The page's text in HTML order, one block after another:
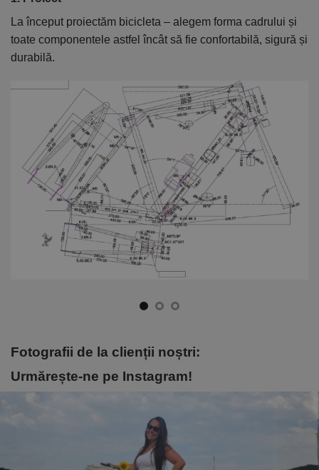
La început proiectăm bicicleta – alegem forma cadrului și
toate componentele astfel încât să fie confortabilă, sigură și
durabilă.
Fotografii de la clienții noștri:
Urmărește-ne pe Instagram!